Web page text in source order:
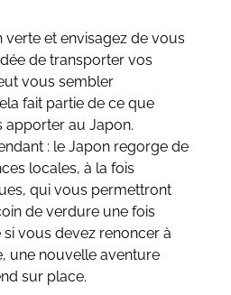
verte et envisagez de vous
de transporter vos
vous sembler
fait partie de ce que
apporter au Japon.
: le Japon regorge de
locales, à la fois
qui vous permettront
de verdure une fois
si vous devez renoncer à
une nouvelle aventure
sur place.